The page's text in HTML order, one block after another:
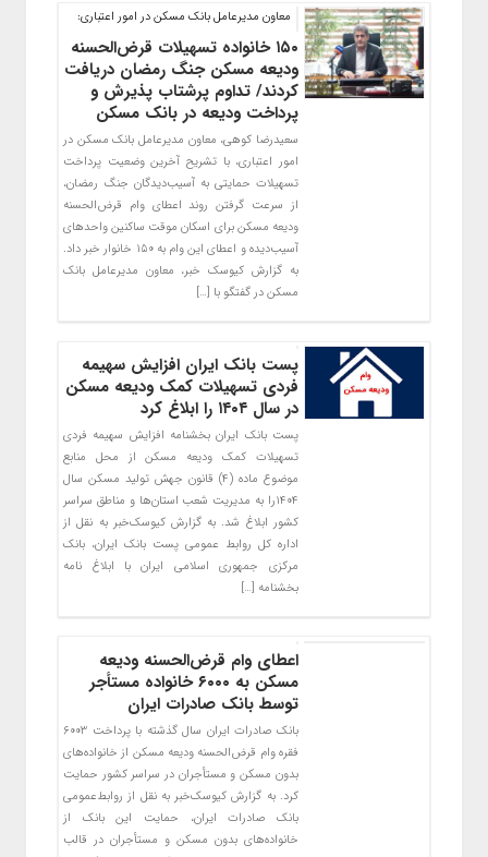
معاون مدیرعامل بانک مسکن در امور اعتباری:
۱۵۰ خانواده تسهیلات قرض‌الحسنه
ودیعه مسکن جنگ رمضان دریافت
کردند/ تداوم پرشتاب پذیرش و
پرداخت ودیعه در بانک مسکن
سعیدرضا کوهی، معاون مدیرعامل بانک مسکن در
امور اعتباری، با تشریح آخرین وضعیت پرداخت
تسهیلات حمایتی به آسیب‌دیدگان جنگ رمضان،
از سرعت گرفتن روند اعطای وام قرض‌الحسنه
ودیعه مسکن برای اسکان موقت ساکنین واحدهای
آسیب‌دیده و اعطای این وام به ۱۵۰ خانوار خبر داد.
به گزارش کیوسک خبر، معاون مدیرعامل بانک
مسکن در گفتگو با […]
پست بانک ایران افزایش سهیمه
فردی تسهیلات کمک ودیعه مسکن
در سال ۱۴۰۴ را ابلاغ کرد
پست بانک ایران بخشنامه افزایش سهیمه فردی
تسهیلات کمک ودیعه مسکن از محل منابع
موضوع ماده (۴) قانون جهش تولید مسکن سال
۱۴۰۴را به مدیریت شعب استان‌ها و مناطق سراسر
کشور ابلاغ شد. به گزارش کیوسک‌خبر به نقل از
اداره کل روابط عمومی پست بانک ایران، بانک
مرکزی جمهوری اسلامی ایران با ابلاغ نامه
بخشنامه […]
اعطای وام قرض‌الحسنه ودیعه
مسکن به ۶۰۰۰ خانواده مستأجر
توسط بانک صادرات ایران
​بانک صادرات ایران سال گذشته با پرداخت ۶۰۰۳
فقره وام قرض‌الحسنه ودیعه مسکن از خانواده‌های
بدون مسکن و مستأجران در سراسر کشور حمایت
کرد. به گزارش کیوسک‌خبر به نقل از روابط‌عمومی
بانک صادرات ایران، حمایت این بانک از
خانواده‌های بدون مسکن و مستأجران در قالب